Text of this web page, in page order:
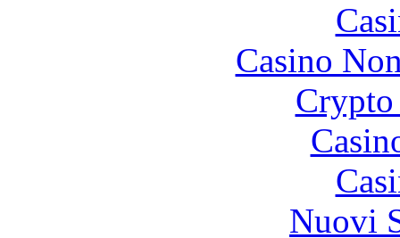
Casino
Nuovi